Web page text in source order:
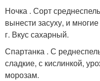
Ночка . Сорт
вынести засуху, и
г. Вкус сахарный.
Спартанка . С
сладкие, с кислинкой,
морозам.